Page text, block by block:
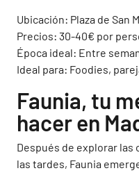
Ubicación: Plaza de San
Precios: 30-40€ por
Época ideal: Entre
Ideal para: Foodies,
Faunia, tu
hacer en
Después de explorar las
las tardes, Faunia